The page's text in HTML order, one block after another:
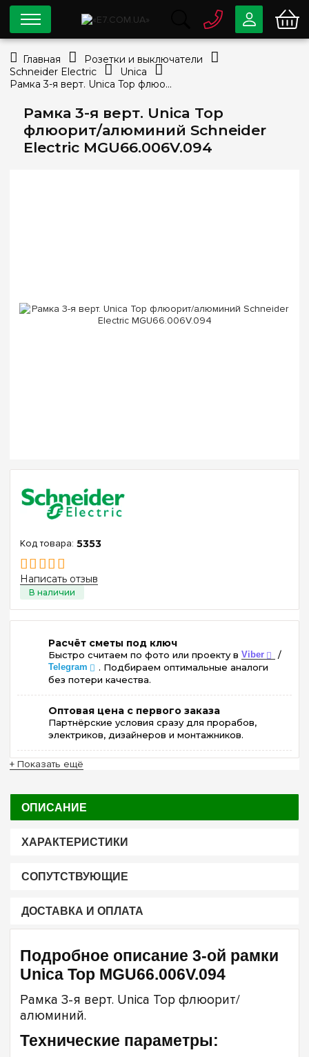
Рамка 3-я верт. Unica Top
флюорит/алюминий Schneider
Electric MGU66.006V.094
5353
Написать отзыв
Расчёт сметы под ключ
Быстро считаем по фото или проекту в Viber /
Telegram
. Подбираем оптимальные аналоги
без потери качества.
Оптовая цена с первого заказа
Партнёрские условия сразу для прорабов,
электриков, дизайнеров и монтажников.
+ Показать ещё
ОПИСАНИЕ
ХАРАКТЕРИСТИКИ
СОПУТСТВУЮЩИЕ
ДОСТАВКА И ОПЛАТА
Подробное описание 3-ой рамки
Unica Top MGU66.006V.094
Рамка 3-я верт. Unica Top флюорит/
алюминий.
Технические параметры:
0 80033-63-07
info@e7.com.ua
044
Viber Telegram
Главная
Розетки и выключатели
Schneider Electric
Unica
Рамка 3-я верт. Unica Top флюорит/алюминий Schneider Electric MGU66.006V.094